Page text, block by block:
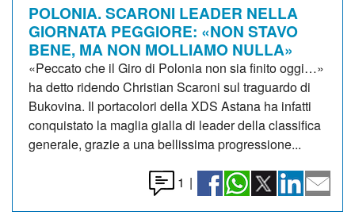
POLONIA. SCARONI LEADER NELLA
GIORNATA PEGGIORE: «NON STAVO
BENE, MA NON MOLLIAMO NULLA»
«Peccato che il Giro di Polonia non sia finito oggi…»
ha detto ridendo Christian Scaroni sul traguardo di
Bukovina. Il portacolori della XDS Astana ha infatti
conquistato la maglia gialla di leader della classifica
generale, grazie a una bellissima progressione...
1 |